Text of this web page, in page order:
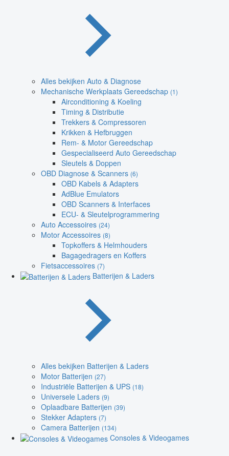
Alles bekijken Auto & Diagnose
Mechanische Werkplaats Gereedschap (1)
Airconditioning & Koeling
Timing & Distributie
Trekkers & Compressoren
Krikken & Hefbruggen
Rem- & Motor Gereedschap
Gespecialiseerd Auto Gereedschap
Sleutels & Doppen
OBD Diagnose & Scanners (6)
OBD Kabels & Adapters
AdBlue Emulators
OBD Scanners & Interfaces
ECU- & Sleutelprogrammering
Auto Accessoires (24)
Motor Accessoires (8)
Topkoffers & Helmhouders
Bagagedragers en Koffers
Fietsaccessoires (7)
Batterijen & Laders
Alles bekijken Batterijen & Laders
Motor Batterijen (27)
Industriële Batterijen & UPS (18)
Universele Laders (9)
Oplaadbare Batterijen (39)
Stekker Adapters (7)
Camera Batterijen (134)
Consoles & Videogames